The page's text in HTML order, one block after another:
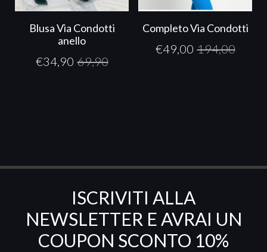
Blusa Via Condotti
anello
€34,90 69,90
Completo Via Condotti
€49,00 194,00
ISCRIVITI ALLA
NEWSLETTER E AVRAI UN
COUPON SCONTO 10%